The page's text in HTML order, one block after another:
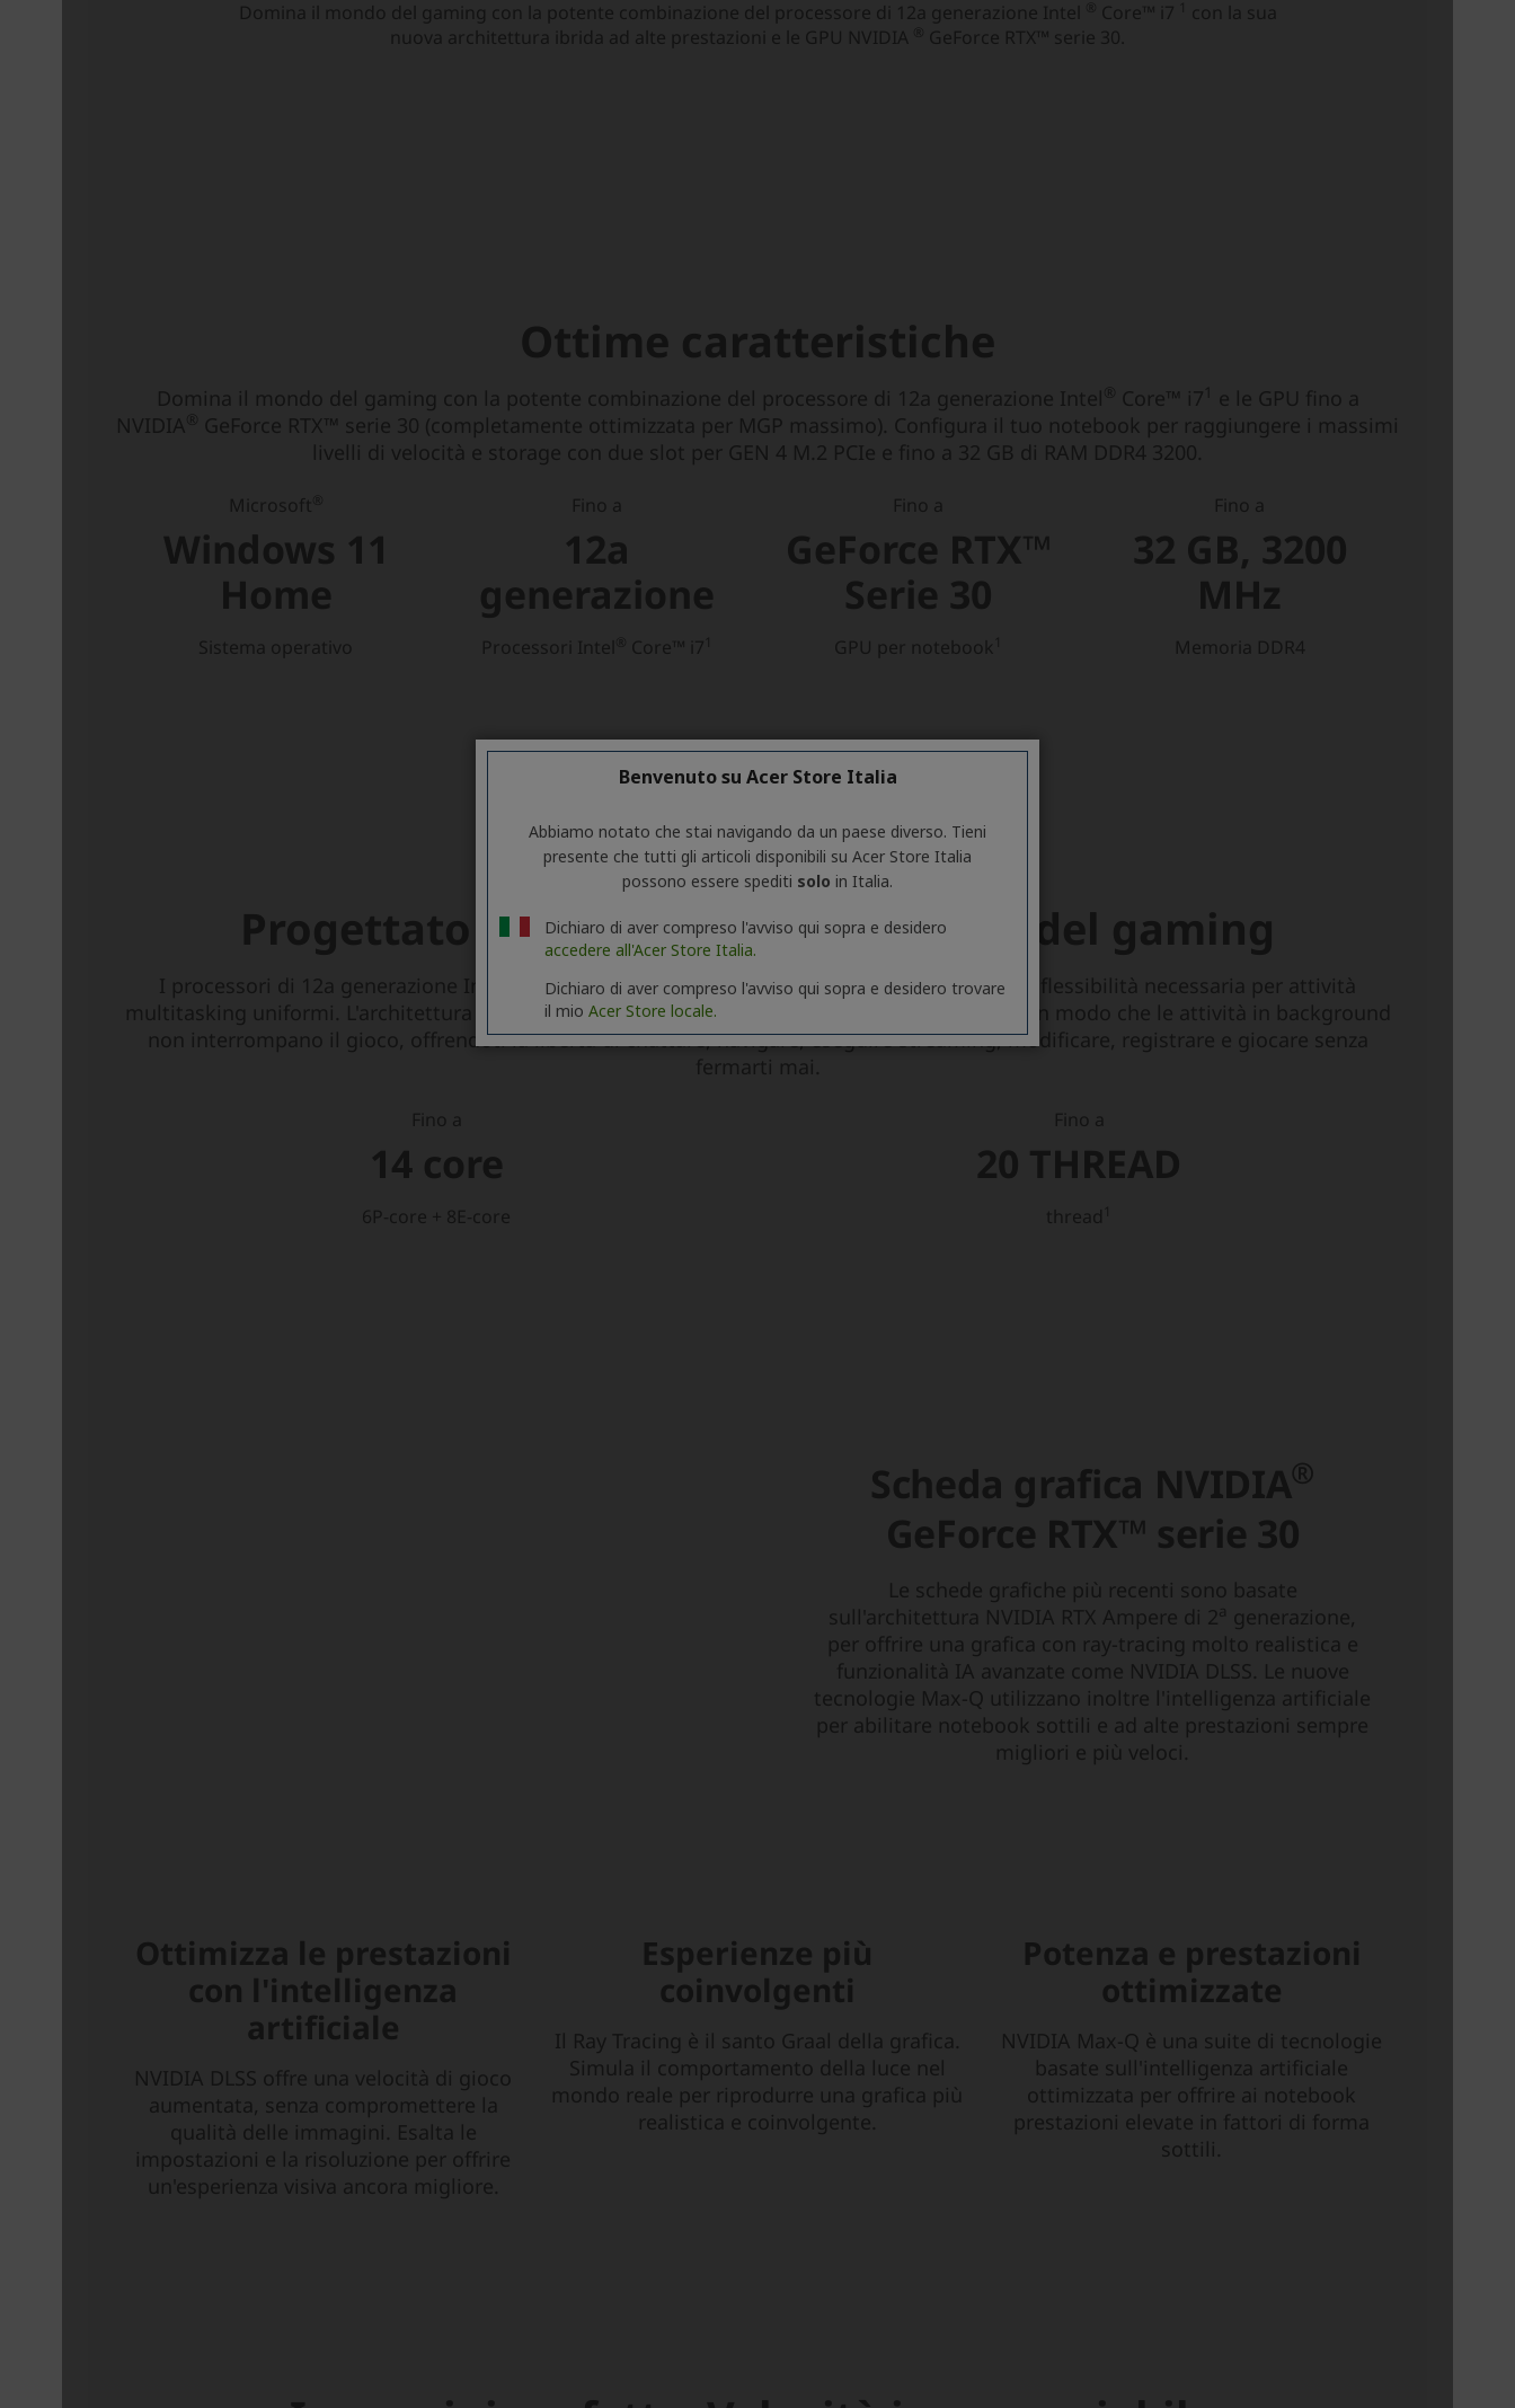
Benvenuto su Acer Store Italia
Abbiamo notato che stai navigando da un paese diverso. Tieni
presente che tutti gli articoli disponibili su Acer Store Italia
possono essere spediti solo in Italia.
Dichiaro di aver compreso l'avviso qui sopra e desidero
accedere all'Acer Store Italia.
Dichiaro di aver compreso l'avviso qui sopra e desidero trovare
il mio Acer Store locale.